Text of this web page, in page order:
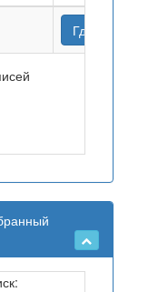
Где купить